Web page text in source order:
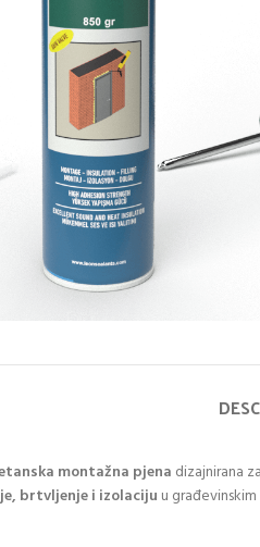
montažna pjena dizajnirana
brtvljenje i izolaciju u